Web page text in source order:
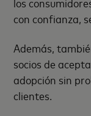
con confianza,
Además,
socios de
adopción sin
clientes.